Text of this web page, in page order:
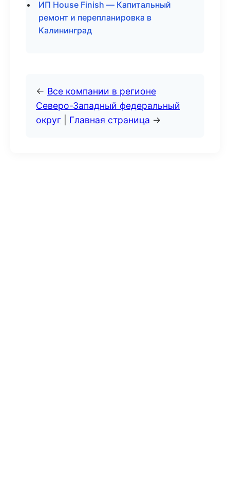
ИП House Finish — Капитальный
ремонт и перепланировка в
Калининград
← Все компании в регионе
Северо-Западный федеральный
округ
Главная страница →